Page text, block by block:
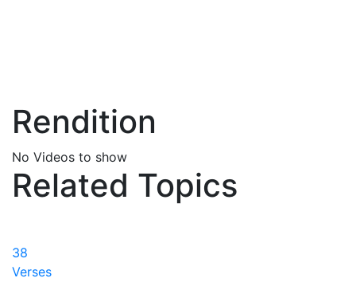
Rendition
No Videos to show
Related Topics
38
Verses